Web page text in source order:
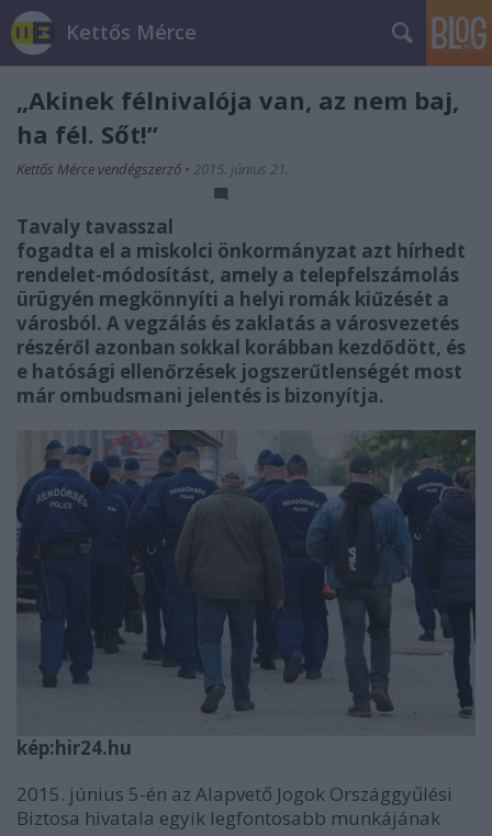
Kettős Mérce
„Akinek félnivalója van, az nem baj,
ha fél. Sőt!”
Kettős Mérce vendégszerző • 2015. június 21.
Tavaly tavasszal
fogadta el a miskolci önkormányzat azt hírhedt
rendelet-módosítást, amely a telepfelszámolás
ürügyén megkönnyíti a helyi romák kiűzését a
városból. A vegzálás és zaklatás a városvezetés
részéről azonban sokkal korábban kezdődött, és
e hatósági ellenőrzések jogszerűtlenségét most
már ombudsmani jelentés is bizonyítja.
kép:hir24.hu
2015. június 5-én az Alapvető Jogok Országgyűlési
Biztosa hivatala egyik legfontosabb munkájának